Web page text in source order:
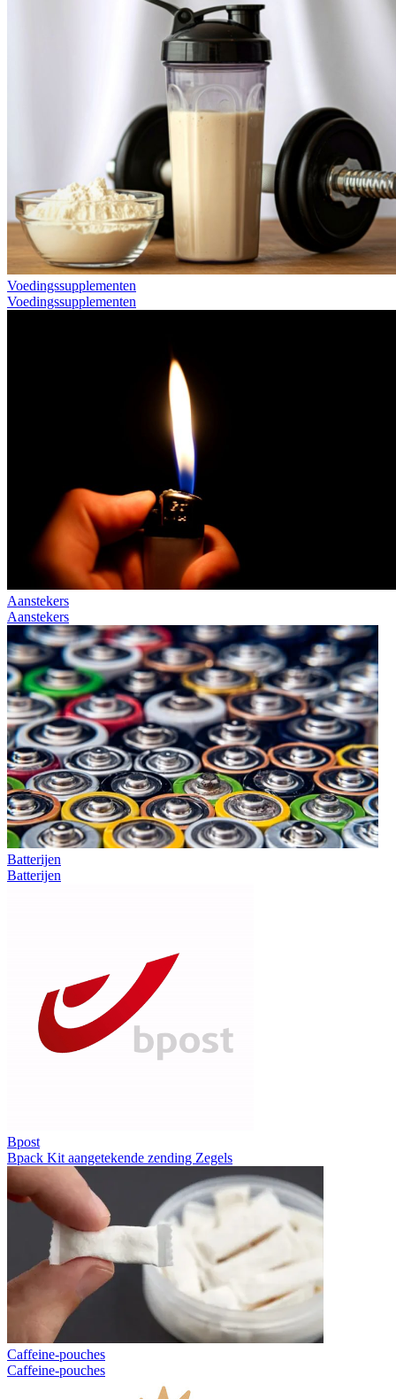
Voedingssupplementen
Voedingssupplementen
Aanstekers
Aanstekers
Batterijen
Batterijen
Bpost
Bpack Kit aangetekende zending Zegels
Caffeine-pouches
Caffeine-pouches